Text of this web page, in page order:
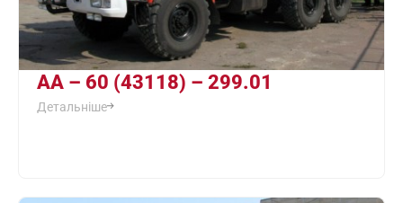
АА – 60 (43118) – 299.01
Детальніше